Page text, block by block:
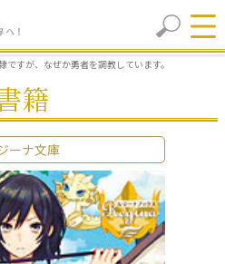
ですが、なぜか勇者を調教しています。
籍
ーナ文庫